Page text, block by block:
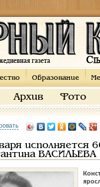
Образование
Архив Фото
исполняется
ВАСИЛЬЕВА